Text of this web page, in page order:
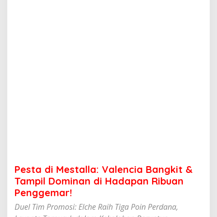
i
t
&
a
m
Pesta di Mestalla: Valencia Bangkit &
Tampil Dominan di Hadapan Ribuan
Penggemar!
Duel Tim Promosi: Elche Raih Tiga Poin Perdana,